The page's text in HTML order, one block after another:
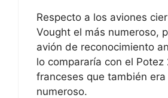
Respecto a los aviones
Vought el más numeroso,
avión de reconocimiento
lo compararía con el Potez
franceses que también era
numeroso.